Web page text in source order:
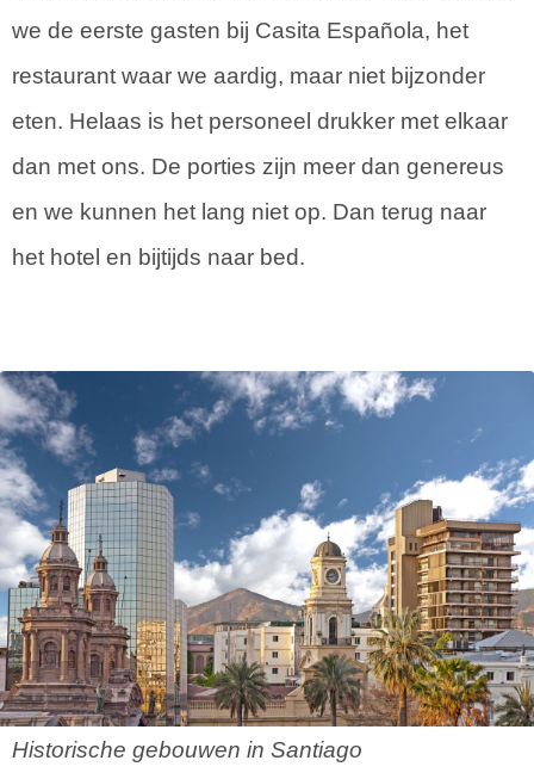
we de eerste gasten bij Casita Española, het
restaurant waar we aardig, maar niet bijzonder
eten. Helaas is het personeel drukker met elkaar
dan met ons. De porties zijn meer dan genereus
en we kunnen het lang niet op. Dan terug naar
het hotel en bijtijds naar bed.
Historische gebouwen in Santiago